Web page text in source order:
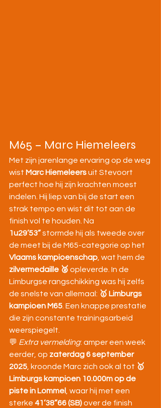
M65 – Marc Hiemeleers
Met zijn jarenlange ervaring op de weg
wist Marc Hiemeleers uit Stevoort
perfect hoe hij zijn krachten moest
indelen. Hij liep van bij de start een
strak tempo en wist dit tot aan de
finish vol te houden. Na
1u29’53” stormde hij als tweede over
de meet bij de M65-categorie op het
Vlaams kampioenschap, wat hem de
zilvermedaille 🥈 opleverde. In de
Limburgse rangschikking was hij zelfs
de snelste van allemaal: 🥇 Limburgs
kampioen M65. Een knappe prestatie
die zijn constante trainingsarbeid
weerspiegelt.
💬 Extra vermelding: amper een week
eerder, op zaterdag 6 september
2025, kroonde Marc zich ook al tot 🥇
Limburgs kampioen 10.000m op de
piste in Lommel , waar hij met een
sterke 41’38”66 (SB) over de finish